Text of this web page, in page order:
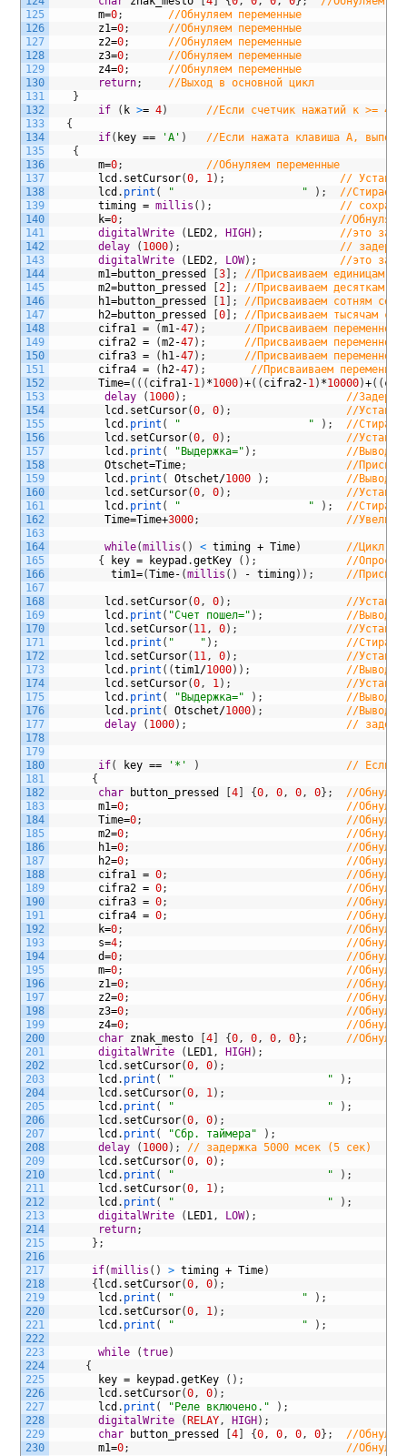
125
126
127
128
129
130
131
132
133
134
135
136
137
138
139
140
141
142
143
144
145
146
147
148
149
150
151
152
153
154
155
156
157
158
159
160
161
162
163
164
165
166
167
168
169
170
171
172
173
174
175
176
177
178
179
180
181
182
183
184
185
186
187
188
189
190
191
192
193
194
195
196
197
198
199
200
201
202
203
204
205
206
207
208
209
210
211
212
213
214
215
216
217
218
219
220
221
222
223
224
225
226
227
228
229
230
m=0;
//Обнуляем переменные
z1=0;
//Обнуляем переменные
z2=0;
//Обнуляем переменные
z3=0;
//Обнуляем переменные
z4=0;
//Обнуляем переменные
return;
//Выход в основной цикл
}
if
( k >= 4)
//Если счетчик нажатий к >= 4,
{
if( key == 'A' )
//Если нажата клавиша А,
{
m=0;
//Обнуляем переменные
lcd . setCursor(0 , 1 ) ;
//
lcd . print ( "                    " ) ;
//Стираем
timing = millis ( ) ;
//
k=0;
//Обнуляем
digitalWrite
( LED2 , HIGH) ;
//это
delay
( 1000) ;
//
digitalWrite
( LED2 , LOW) ;
//это
m1=button_pressed [3] ;
//Присваиваем единицам
m2=button_pressed [2] ;
//Присваиваем десяткам
h1=button_pressed [1 ] ;
//Присваиваем сотням
h2=button_pressed [0] ;
//Присваиваем тысячам
cifra1
= (m1 -47) ;
//Присваиваем переменной
cifra2 = (m2-47) ;
//Присваиваем переменной
cifra3 = ( h1 -47) ;
//Присваиваем переменной
cifra4 = ( h2-47) ;
//Присваиваем
Time=( ( ( cifra1 -1 ) *1000)+( ( cifra2-1 ) *10000)+( (
delay
( 1000) ;
//
lcd . setCursor(0 , 0) ;
//
lcd . print ( "                    " ) ;
//
lcd . setCursor(0 , 0) ;
//
lcd . print ( "Выдержка=" ) ;
//
Otschet=Time;
//
lcd . print ( Otschet/1000 ) ;
//
lcd . setCursor(0 , 0) ;
//
lcd . print ( "                    " ) ;
//
Time=Time+3000; //
while(millis ( ) < timing + Time)
//Цикл
{
key = keypad .getKey ( ) ;
//Опрос
tim1=(Time- (millis ( ) - timing) ) ; //
lcd . setCursor(0 , 0) ;
//
lcd . print ( "Счет пошел=" ) ;
//Выводим
lcd . setCursor( 11 , 0) ;
//
lcd . print ( "    " ) ;
//
lcd . setCursor( 11 , 0) ;
//
lcd . print ( (tim1 /1000) ) ;
//Выводим
lcd . setCursor(0 , 1 ) ;
//
lcd . print ( "Выдержка=" ) ;
//
lcd . print ( Otschet/1000) ;
//Выводим
delay
( 1000) ; //
if( key == '*' )
// Если
{
char
button_pressed [4] {0 , 0 , 0 , 0} ;
//
m1=0;
//
Time=0;
//
m2=0;
//
h1=0;
//
h2=0;
//
cifra1
= 0;
//
cifra2 = 0;
//
cifra3 = 0;
//
cifra4 = 0;
//
k=0;
//
s=4;
//
d=0;
//
m=0;
//
z1=0;
//
z2=0;
//
z3=0;
//
z4=0;
//
char znak_mesto [4] {0 , 0 , 0 , 0} ;
//
digitalWrite
( LED1 , HIGH) ;
lcd . setCursor(0 , 0) ;
lcd . print ( "                        " ) ;
lcd . setCursor(0 , 1 ) ;
lcd . print ( "                        " ) ;
lcd . setCursor(0 , 0) ;
lcd . print ( "Сбр. таймера" ) ;
delay
( 1000) ;
// задержка 5000 мсек (5 сек)
lcd . setCursor(0 , 0) ;
lcd . print ( "                        " ) ;
lcd . setCursor(0 , 1 ) ;
lcd . print ( "                        " ) ;
digitalWrite
( LED1 , LOW) ;
return;
} ;
if(millis ( ) > timing + Time)
{lcd . setCursor(0 , 0) ;
lcd . print ( "                    " ) ;
lcd . setCursor(0 , 1 ) ;
lcd . print ( "                    " ) ;
while (true)
{
key = keypad .getKey ( ) ;
lcd . setCursor(0 , 0) ;
lcd . print ( "Реле включено." ) ;
digitalWrite
(RELAY , HIGH) ;
char
button_pressed [4] {0 , 0 , 0 , 0} ;
//
m1=0;
//